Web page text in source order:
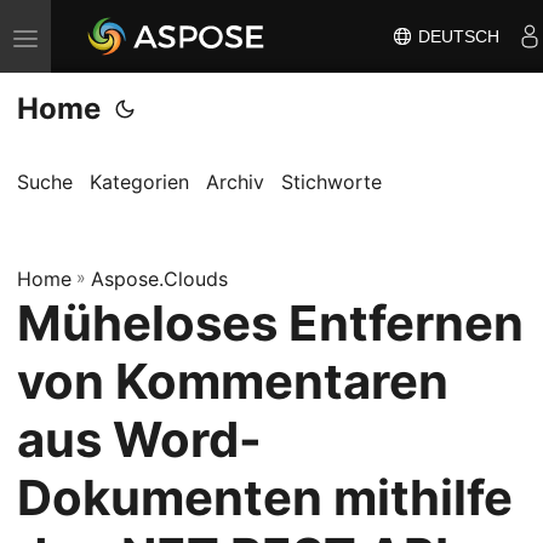
N
a
v
g
i
o
n
u
s
c
h
DEUTSCH
Home
Suche Kategorien Archiv Stichworte
Home » Aspose.Clouds
Müheloses Entfernen
von Kommentaren
aus Word-
Dokumenten mithilfe